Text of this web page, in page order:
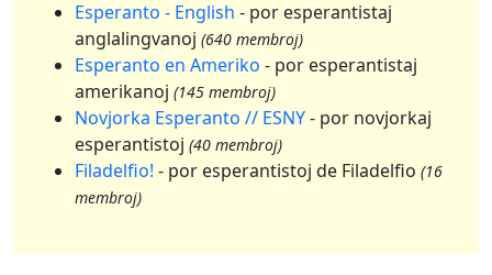
Esperanto - English - por esperantistaj
anglalingvanoj (640 membroj)
Esperanto en Ameriko - por esperantistaj
amerikanoj (145 membroj)
Novjorka Esperanto // ESNY- por novjorkaj
esperantistoj (40 membroj)
Filadelfio! - por esperantistoj de Filadelfio (16
membroj)